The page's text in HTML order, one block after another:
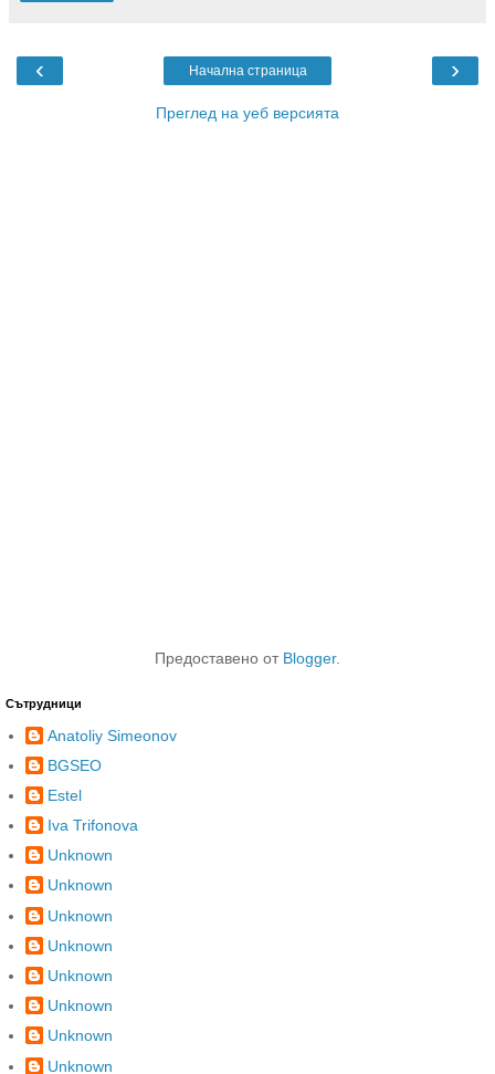
‹ ›
Начална страница
Преглед на уеб версията
Предоставено от Blogger.
Сътрудници
Anatoliy Simeonov
BGSEO
Estel
Iva Trifonova
Unknown
Unknown
Unknown
Unknown
Unknown
Unknown
Unknown
Unknown